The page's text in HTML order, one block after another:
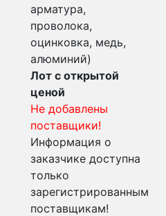
арматура,
проволока,
оцинковка, медь,
алюминий)
Лот с открытой
ценой
Не добавлены
поставщики!
Информация о
заказчике доступна
только
зарегистрированным
поставщикам!